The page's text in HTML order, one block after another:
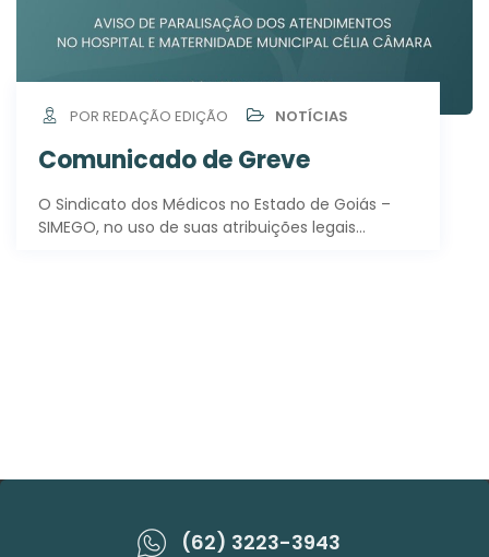
POR REDAÇÃO EDIÇÃO NOTÍCIAS
Comunicado de Greve
O Sindicato dos Médicos no Estado de Goiás –
SIMEGO, no uso de suas atribuições legais…
(62) 3223-3943